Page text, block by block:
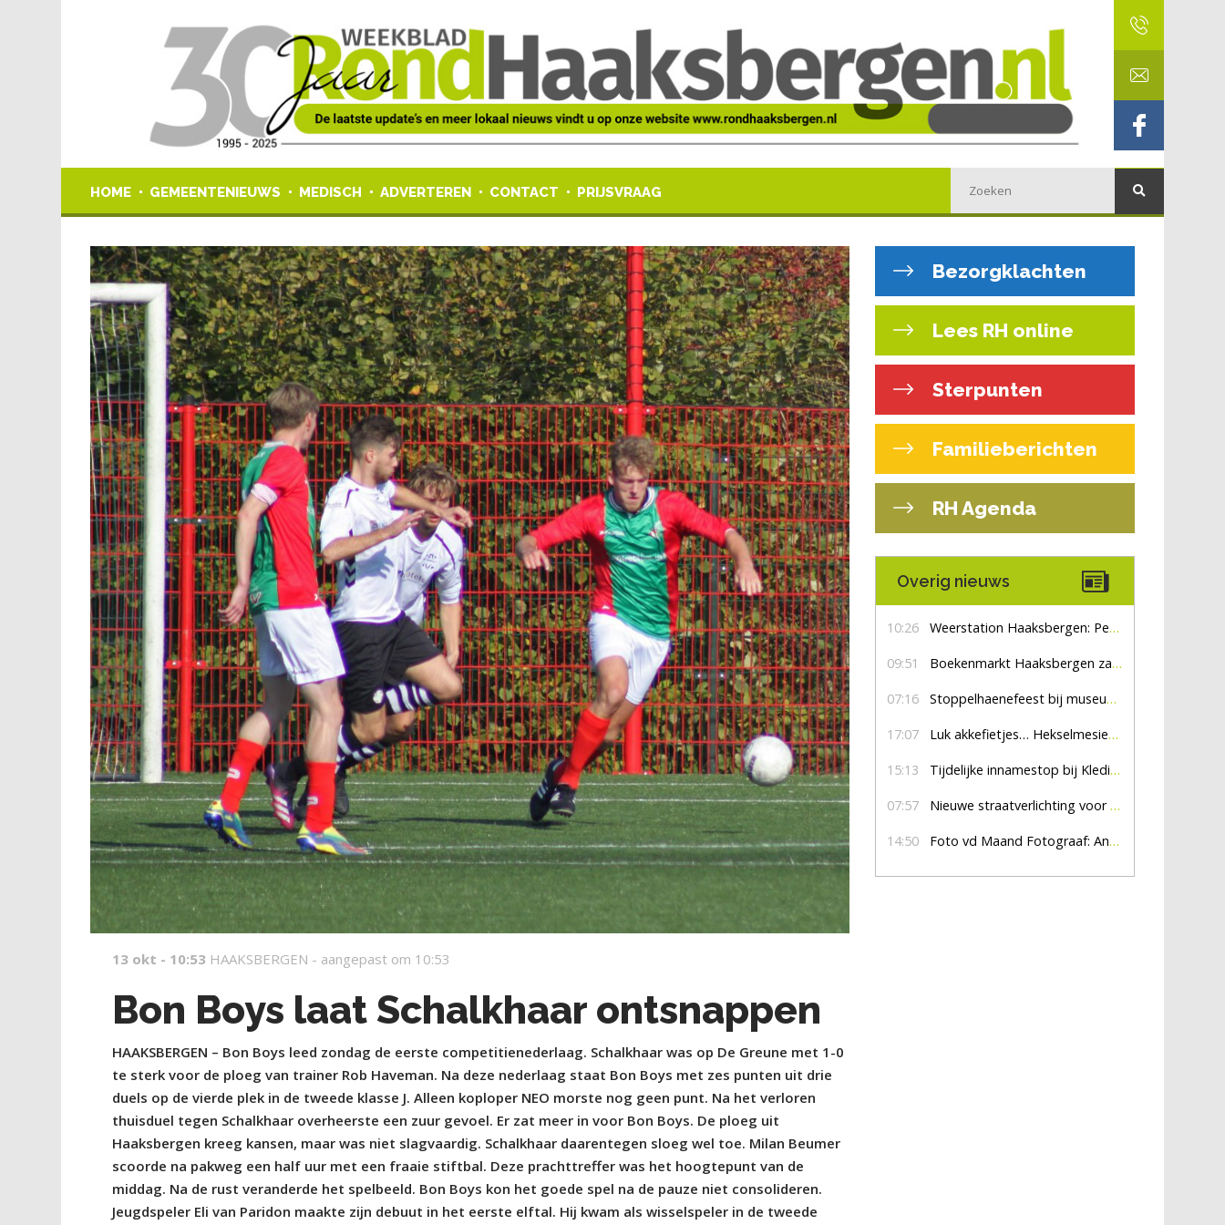
HOME GEMEENTENIEUWS MEDISCH ADVERTEREN CONTACT PRIJSVRAAG
13 okt - 10:53 HAAKSBERGEN - aangepast om 10:53
Bon Boys laat Schalkhaar ontsnappen
HAAKSBERGEN – Bon Boys leed zondag de eerste competitienederlaag. Schalkhaar was op De Greune met 1-0
te sterk voor de ploeg van trainer Rob Haveman. Na deze nederlaag staat Bon Boys met zes punten uit drie
duels op de vierde plek in de tweede klasse J. Alleen koploper NEO morste nog geen punt. Na het verloren
thuisduel tegen Schalkhaar overheerste een zuur gevoel. Er zat meer in voor Bon Boys. De ploeg uit
Haaksbergen kreeg kansen, maar was niet slagvaardig. Schalkhaar daarentegen sloeg wel toe. Milan Beumer
scoorde na pakweg een half uur met een fraaie stiftbal. Deze prachttreffer was het hoogtepunt van de
middag. Na de rust veranderde het spelbeeld. Bon Boys kon het goede spel na de pauze niet consolideren.
Jeugdspeler Eli van Paridon maakte zijn debuut in het eerste elftal. Hij kwam als wisselspeler in de tweede
Bezorgklachten
Lees RH online
Sterpunten
Familieberichten
RH Agenda
Overig nieuws
10:26 Weerstation Haaksbergen: Perioden met zon en droog
09:51 Boekenmarkt Haaksbergen zaterdag 8 augustus, marktplein Haaksbergen
07:16 Stoppelhaenefeest bij museum De Lebbenbrugge
17:07 Luk akkefietjes… HekselmesienHarry
15:13 Tijdelijke innamestop bij Kledingbank Stefania
07:57 Nieuwe straatverlichting voor De Veldmaat en De Pas
14:50 Foto vd Maand Fotograaf: Anna Jalving